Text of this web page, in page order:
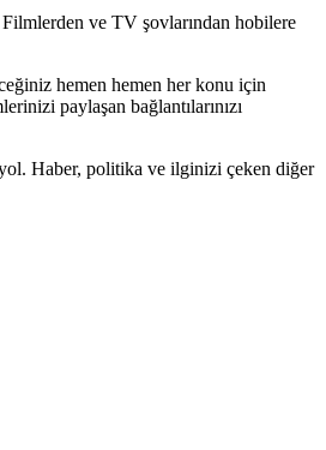
ve TV şovlarından hobilere
hemen hemen her konu için
paylaşan bağlantılarınızı
Haber, politika ve ilginizi çeken diğer